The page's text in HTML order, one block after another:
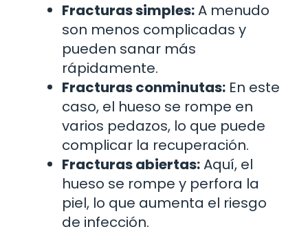
Fracturas simples:A menudo
son menos complicadas y
pueden sanar más
rápidamente.
Fracturas conminutas: En este
caso, el hueso se rompe en
varios pedazos, lo que puede
complicar la recuperación.
Fracturas abiertas:Aquí, el
hueso se rompe y perfora la
piel, lo que aumenta el riesgo
de infección.